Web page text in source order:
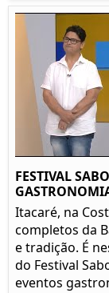
FESTIVAL
Itacaré, na
completos da
e tradição. É
do Festival
eventos